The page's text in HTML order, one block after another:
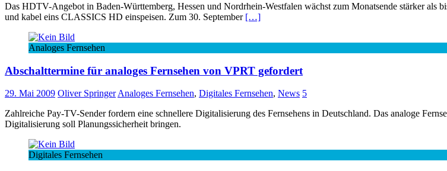
Das HDTV-Angebot in Baden-Württemberg, Hessen und Nordrhein-Westfalen wächst zum Monatsende stärker
und kabel eins CLASSICS HD einspeisen. Zum 30. September […]
Analoges Fernsehen
Abschalttermine für analoges Fernsehen von VPRT gefordert
29. Mai 2009 Oliver Springer Analoges Fernsehen, Digitales Fernsehen, News 5
Zahlreiche Pay-TV-Sender fordern eine schnellere Digitalisierung des Fernsehens in Deutschland. Das analoge
Digitalisierung soll Planungssicherheit bringen.
Digitales Fernsehen